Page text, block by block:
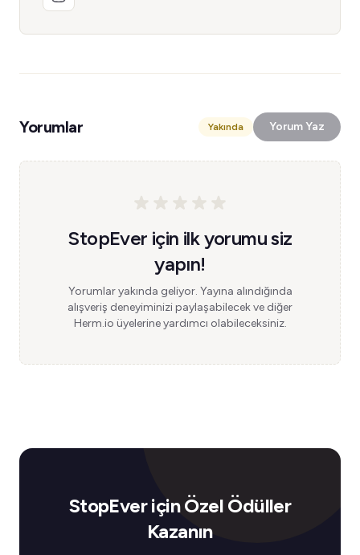
Yorumlar Yakında Yorum Yaz
StopEver için ilk yorumu siz
yapın!
Yorumlar yakında geliyor. Yayına alındığında
alışveriş deneyiminizi paylaşabilecek ve diğer
Herm.io üyelerine yardımcı olabileceksiniz.
StopEver için Özel Ödüller
Kazanın